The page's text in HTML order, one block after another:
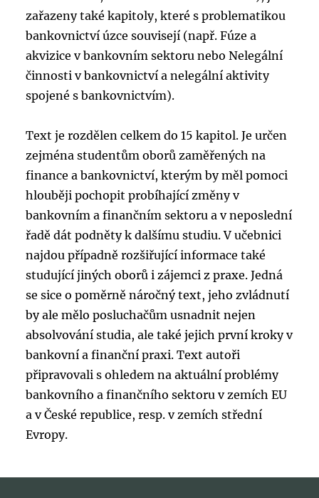
zařazeny také kapitoly, které s problematikou
bankovnictví úzce souvisejí (např. Fúze a
akvizice v bankovním sektoru nebo Nelegální
činnosti v bankovnictví a nelegální aktivity
spojené s bankovnictvím).
Text je rozdělen celkem do 15 kapitol. Je určen
zejména studentům oborů zaměřených na
finance a bankovnictví, kterým by měl pomoci
hlouběji pochopit probíhající změny v
bankovním a finančním sektoru a v neposlední
řadě dát podněty k dalšímu studiu. V učebnici
najdou případně rozšiřující informace také
studující jiných oborů i zájemci z praxe. Jedná
se sice o poměrně náročný text, jeho zvládnutí
by ale mělo posluchačům usnadnit nejen
absolvování studia, ale také jejich první kroky v
bankovní a finanční praxi. Text autoři
připravovali s ohledem na aktuální problémy
bankovního a finančního sektoru v zemích EU
a v České republice, resp. v zemích střední
Evropy.